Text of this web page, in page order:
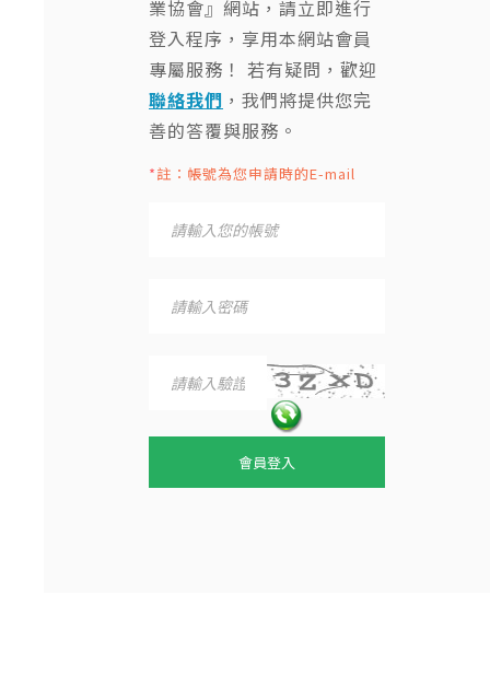
業協會』網站，請立即進行
登入程序，享用本網站會員
專屬服務！ 若有疑問，歡迎
聯絡我們 ，我們將提供您完
善的答覆與服務。
*註：帳號為您申請時的E-mail